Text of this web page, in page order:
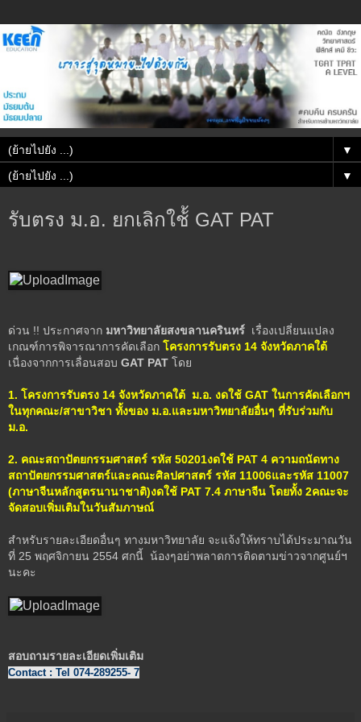
▼
▼
รับตรง ม.อ. ยกเลิกใช้้ GAT PAT
ด่วน !! ประกาศจาก มหาวิทยาลัยสงขลานครินทร์ เรื่องเปลี่ยนแปลง
เกณฑ์การพิจารณาการคัดเลือก โครงการรับตรง 14 จังหวัดภาคใต้
เนื่องจากการเลื่อนสอบ GAT PAT โดย
1. โครงการรับตรง 14 จังหวัดภาคใต้ ม.อ. งดใช้ GAT ในการคัดเลือกฯ
ในทุกคณะ/สาขาวิชา ทั้งของ ม.อ.และมหาวิทยาลัยอื่นๆ ที่รับร่วมกับ
ม.อ.
2. คณะสถาปัตยกรรมศาสตร์ รหัส 50201งดใช้ PAT 4 ความถนัดทาง
สถาปัตยกรรมศาสตร์และคณะศิลปศาสตร์ รหัส 11006และรหัส 11007
(ภาษาจีนหลักสูตรนานาชาติ)งดใช้ PAT 7.4 ภาษาจีน โดยทั้ง 2คณะจะ
จัดสอบเพิ่มเติมในวันสัมภาษณ์
สำหรับรายละเอียดอื่นๆ ทางมหาวิทยาลัย จะแจ้งให้ทราบได้ประมาณวัน
ที่ 25 พฤศจิกายน 2554 ศกนี้ น้องๆอย่าพลาดการติดตามข่าวจากศูนย์ฯ
นะคะ
สอบถามรายละเอียดเพิ่มเติม
Contact : Tel 074-289255- 7